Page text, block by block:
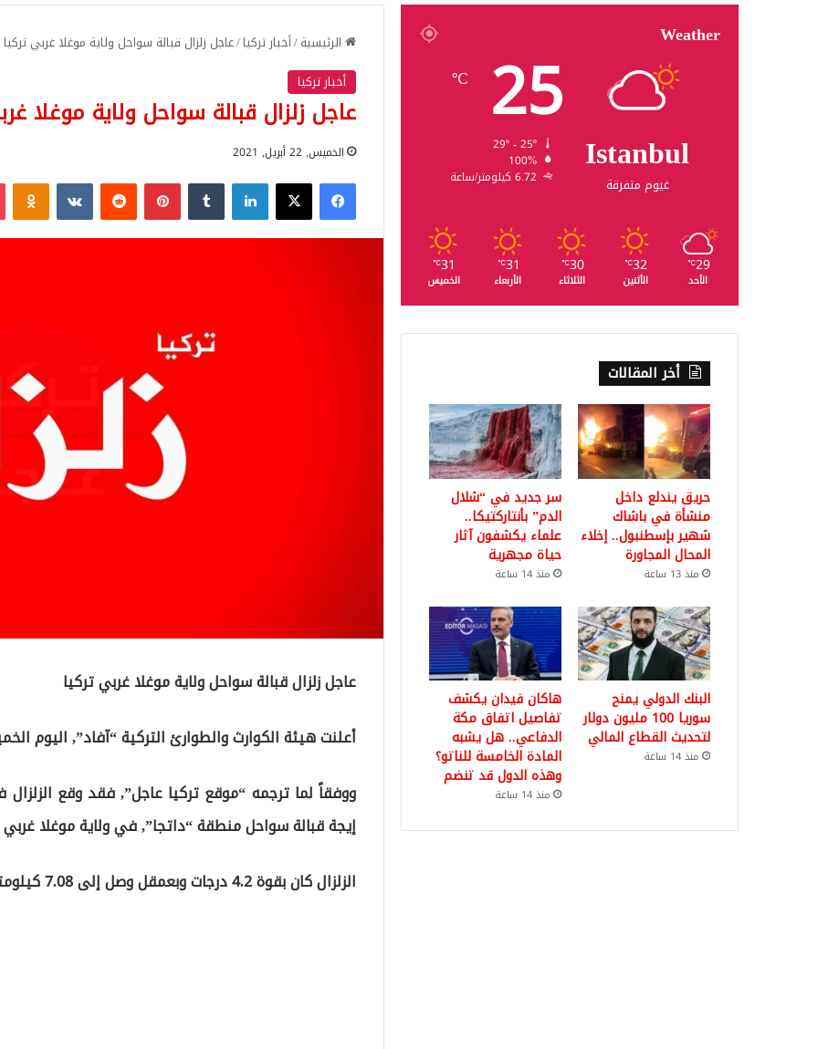
الرئيسية/أخبار تركيا/عاجل زلزال قبالة سواحل ولاية موغلا غربي تركيا
أخبار تركيا
عاجل زلزال قبالة سواحل ولاية موغلا
الخميس, 22 أبريل, 2021
فيسبوك‫X لينكدإن بينتيريست
عاجل زلزال قبالة سواحل ولاية موغلا غربي تركيا
أعلنت هيئة الكوارث والطوارئ التركية “آفاد”, اليوم
إيجة قبالة سواحل منطقة “داتجا”, في ولاية موغلا غربي
الزلزال كان بقوة 4.2 درجات وبعمقل وصل إلى 7.08 كيلومتر, وشعر به سكان ولاية موغلا.
Weather
Istanbul
غيوم متفرقة
25
℃
100%
6.72 كيلومتر/ساعة
29
℃
الأحد
32
℃
الأثنين
30
℃
الثلاثاء
31
℃
الأربعاء
31
℃
الخميس
أخر المقالات
حريق يندلع داخل
منشأة في باشاك
شهير بإسطنبول.. إخلاء
المحال المجاورة
منذ 13 ساعة
سر جديد في “شلال
الدم” بأنتاركتيكا..
علماء يكشفون آثار
حياة مجهرية
منذ 14 ساعة
البنك الدولي يمنح
سوريا 100 مليون دولار
لتحديث القطاع المالي
منذ 14 ساعة
هاكان فيدان يكشف
تفاصيل اتفاق مكة
الدفاعي.. هل يشبه
المادة الخامسة للناتو؟
وهذه الدول قد تنضم
منذ 14 ساعة